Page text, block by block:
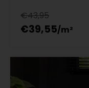
€43,95
€39,55